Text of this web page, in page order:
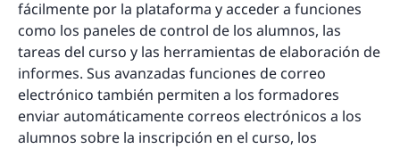
fácilmente por la plataforma y acceder a funciones
como los paneles de control de los alumnos, las
tareas del curso y las herramientas de elaboración de
informes. Sus avanzadas funciones de correo
electrónico también permiten a los formadores
enviar automáticamente correos electrónicos a los
alumnos sobre la inscripción en el curso, los